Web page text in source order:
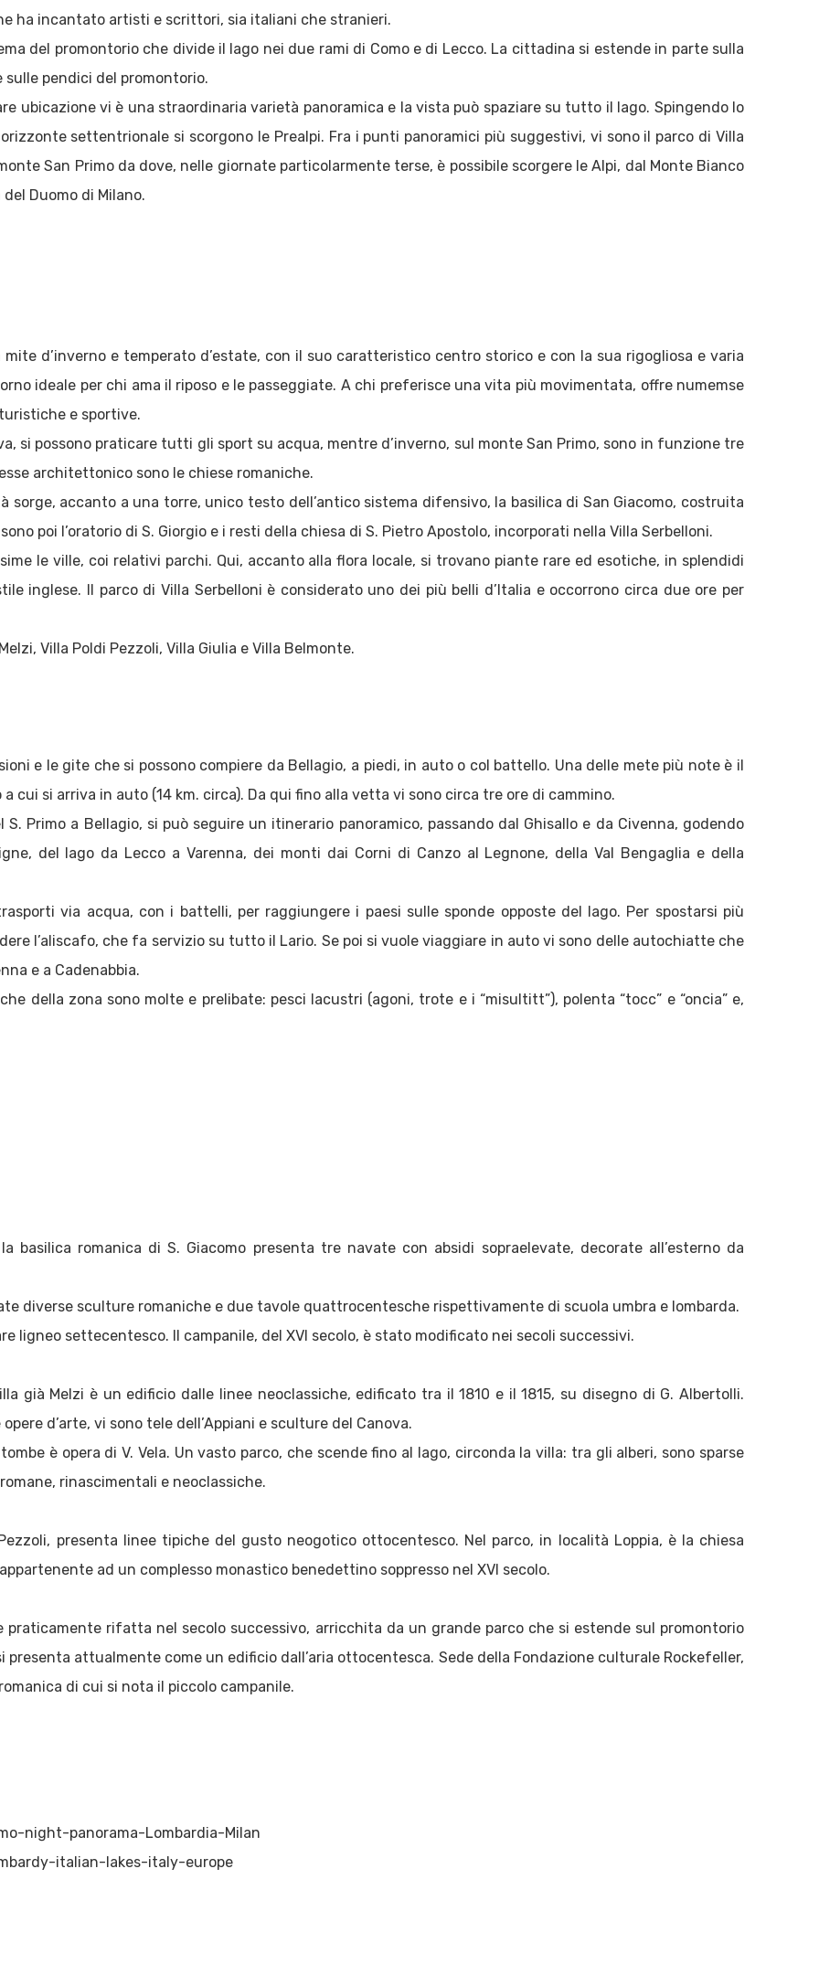
ha incantato artisti e scrittori, sia italiani che stranieri.
del promontorio che divide il lago nei due rami di Como e di Lecco. La cittadina si estende in parte sulla
sulle pendici del promontorio.
ubicazione vi è una straordinaria varietà panoramica e la vista può spaziare su tutto il lago. Spingendo lo
orizzonte settentrionale si scorgono le Prealpi. Fra i punti panoramici più suggestivi, vi sono il parco di Villa
San Primo da dove, nelle giornate particolarmente terse, è possibile scorgere le Alpi, dal Monte Bianco
del Duomo di Milano.
mite d’inverno e temperato d’estate, con il suo caratteristico centro storico e con la sua rigogliosa e varia
ideale per chi ama il riposo e le passeggiate. A chi preferisce una vita più movimentata, offre numemse
e sportive.
si possono praticare tutti gli sport su acqua, mentre d’inverno, sul monte San Primo, sono in funzione tre
architettonico sono le chiese romaniche.
sorge, accanto a una torre, unico testo dell’antico sistema difensivo, la basilica di San Giacomo, costruita
poi l’oratorio di S. Giorgio e i resti della chiesa di S. Pietro Apostolo, incorporati nella Villa Serbelloni.
le ville, coi relativi parchi. Qui, accanto alla flora locale, si trovano piante rare ed esotiche, in splendidi
inglese. Il parco di Villa Serbelloni è considerato uno dei più belli d’Italia e occorrono circa due ore per
Villa Poldi Pezzoli, Villa Giulia e Villa Belmonte.
e le gite che si possono compiere da Bellagio, a piedi, in auto o col battello. Una delle mete più note è il
a cui si arriva in auto (14 km. circa). Da qui fino alla vetta vi sono circa tre ore di cammino.
S. Primo a Bellagio, si può seguire un itinerario panoramico, passando dal Ghisallo e da Civenna, godendo
del lago da Lecco a Varenna, dei monti dai Corni di Canzo al Legnone, della Val Bengaglia e della
via acqua, con i battelli, per raggiungere i paesi sulle sponde opposte del lago. Per spostarsi più
l’aliscafo, che fa servizio su tutto il Lario. Se poi si vuole viaggiare in auto vi sono delle autochiatte che
e a Cadenabbia.
della zona sono molte e prelibate: pesci lacustri (agoni, trote e i “misultitt”), polenta “tocc” e “oncia” e,
basilica romanica di S. Giacomo presenta tre navate con absidi sopraelevate, decorate all’esterno da
diverse sculture romaniche e due tavole quattrocentesche rispettivamente di scuola umbra e lombarda.
ligneo settecentesco. Il campanile, del XVI secolo, è stato modificato nei secoli successivi.
già Melzi è un edificio dalle linee neoclassiche, edificato tra il 1810 e il 1815, su disegno di G. Albertolli.
d’arte, vi sono tele dell’Appiani e sculture del Canova.
è opera di V. Vela. Un vasto parco, che scende fino al lago, circonda la villa: tra gli alberi, sono sparse
rinascimentali e neoclassiche.
presenta linee tipiche del gusto neogotico ottocentesco. Nel parco, in località Loppia, è la chiesa
ad un complesso monastico benedettino soppresso nel XVI secolo.
praticamente rifatta nel secolo successivo, arricchita da un grande parco che si estende sul promontorio
presenta attualmente come un edificio dall’aria ottocentesca. Sede della Fondazione culturale Rockefeller,
di cui si nota il piccolo campanile.